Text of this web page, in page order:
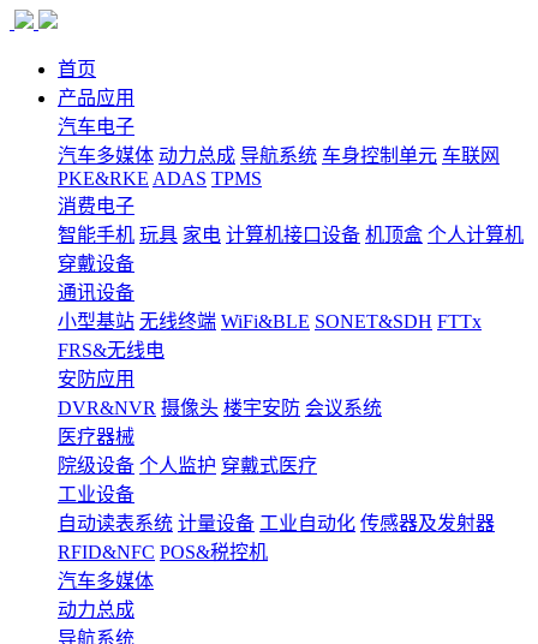
首页
产品应用
汽车电子
汽车多媒体 动力总成 导航系统 车身控制单元 车联网
PKE&RKE ADAS TPMS
消费电子
智能手机 玩具 家电 计算机接口设备 机顶盒 个人计算机
穿戴设备
通讯设备
小型基站 无线终端 WiFi&BLE SONET&SDH FTTx
FRS&无线电
安防应用
DVR&NVR 摄像头 楼宇安防 会议系统
医疗器械
院级设备 个人监护 穿戴式医疗
工业设备
自动读表系统 计量设备 工业自动化 传感器及发射器
RFID&NFC POS&税控机
汽车多媒体
动力总成
导航系统